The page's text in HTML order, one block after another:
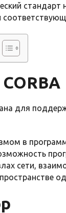
стандарт
для
в
сети,